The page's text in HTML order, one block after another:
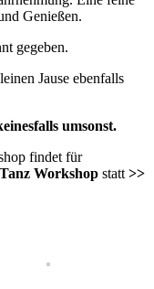
Genießen.
gegeben.
Jause ebenfalls
umsonst.
findet für
Workshop statt >>